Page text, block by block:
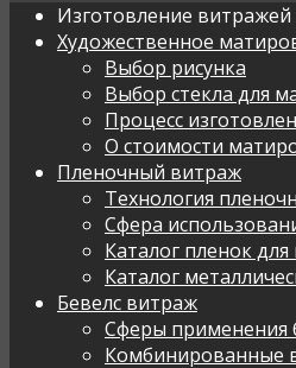
Изготовление витражей
Художественное
Выбор рисунка
Выбор стекла для
Процесс
О стоимости
Пленочный витраж
Технология
Сфера
Каталог пленок
Каталог
Бевелс витраж
Сферы применения
Комбинированные